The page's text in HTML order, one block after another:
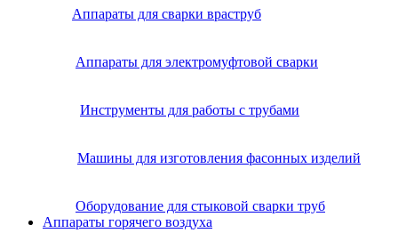
Аппараты для сварки враструб
Аппараты для электромуфтовой сварки
Инструменты для работы с трубами
Машины для изготовления фасонных изделий
Оборудование для стыковой сварки труб
Аппараты горячего воздуха